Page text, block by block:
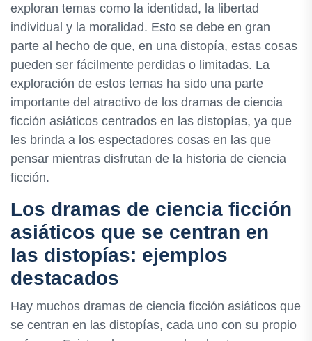
exploran temas como la identidad, la libertad
individual y la moralidad. Esto se debe en gran
parte al hecho de que, en una distopía, estas cosas
pueden ser fácilmente perdidas o limitadas. La
exploración de estos temas ha sido una parte
importante del atractivo de los dramas de ciencia
ficción asiáticos centrados en las distopías, ya que
les brinda a los espectadores cosas en las que
pensar mientras disfrutan de la historia de ciencia
ficción.
Los dramas de ciencia ficción
asiáticos que se centran en
las distopías: ejemplos
destacados
Hay muchos dramas de ciencia ficción asiáticos que
se centran en las distopías, cada uno con su propio